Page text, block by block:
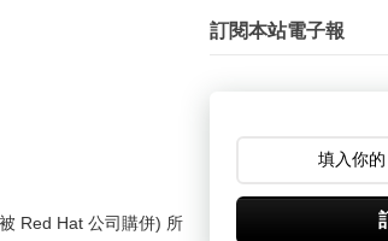
Red Hat 公司購併) 所
訂閱本站電子報